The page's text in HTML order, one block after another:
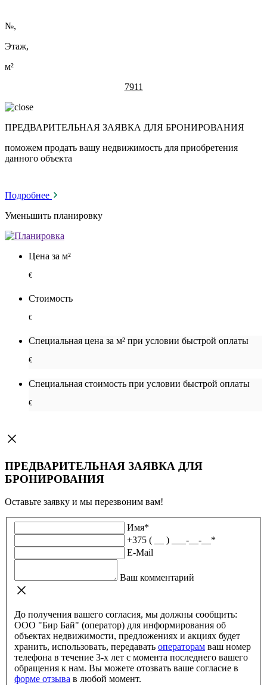
№,
Этаж,
м²
7911
ПРЕДВАРИТЕЛЬНАЯ ЗАЯВКА ДЛЯ БРОНИРОВАНИЯ
поможем продать вашу недвижимость для приобретения
данного объекта
Подробнее
Уменьшить планировку
Цена за м²
€
Стоимость
€
Специальная цена за м² при условии быстрой оплаты
€
Специальная cтоимость при условии быстрой оплаты
€
ПРЕДВАРИТЕЛЬНАЯ ЗАЯВКА ДЛЯ
БРОНИРОВАНИЯ
Оставьте заявку и мы перезвоним вам!
Имя*
+375 ( __ ) ___-__-__ *
E-Mail
Ваш комментарий
До получения вашего согласия, мы должны сообщить:
ООО "Бир Бай" (оператор) для информирования об
объектах недвижимости, предложениях и акциях будет
хранить, использовать, передавать операторам
телефона в течение 3-х лет с момента последнего вашего
обращения к нам. Вы можете отозвать ваше согласие в
форме отзыва
в любой момент.